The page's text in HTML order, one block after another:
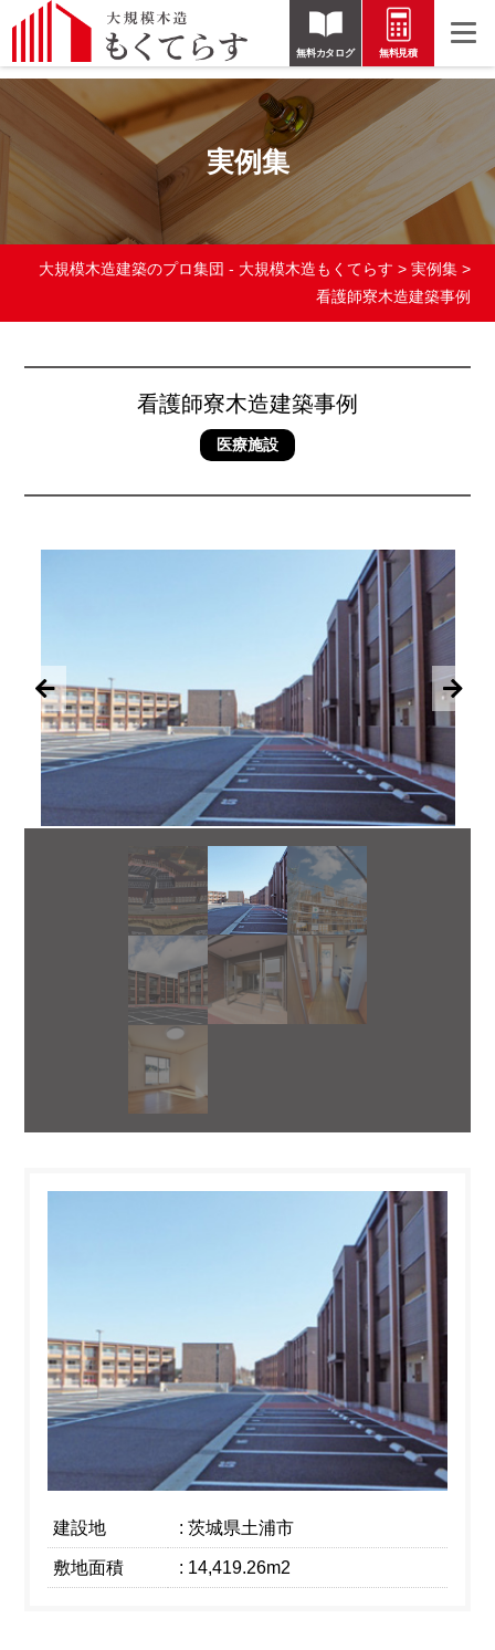
無料カタログ 無料見積
実例集
大規模木造建築のプロ集団 - 大規模木造もくてらす > 実例集>
看護師寮木造建築事例
看護師寮木造建築事例
医療施設
建設地 : 茨城県土浦市
敷地面積 : 14,419.26m2